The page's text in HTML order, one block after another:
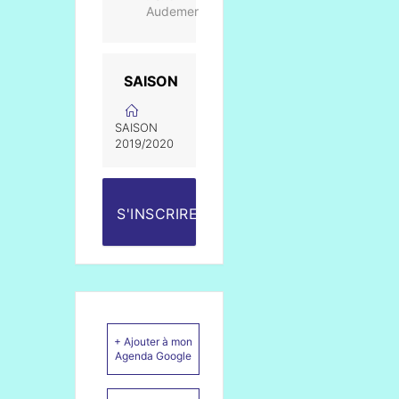
Audemer
SAISON
SAISON
2019/2020
S'INSCRIRE
+ Ajouter à mon
Agenda Google